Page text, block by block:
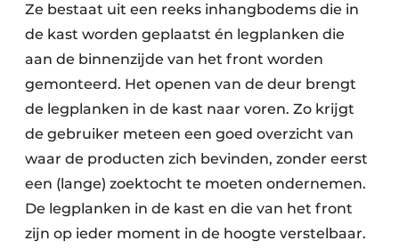
Ze bestaat uit een reeks inhangbodems die in
de kast worden geplaatst én legplanken die
aan de binnenzijde van het front worden
gemonteerd. Het openen van de deur brengt
de legplanken in de kast naar voren. Zo krijgt
de gebruiker meteen een goed overzicht van
waar de producten zich bevinden, zonder eerst
een (lange) zoektocht te moeten ondernemen.
De legplanken in de kast en die van het front
zijn op ieder moment in de hoogte verstelbaar.